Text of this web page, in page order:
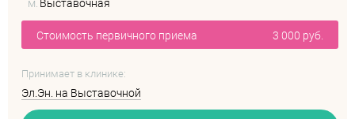
м. Выставочная
Стоимость первичного приема 3 000 руб.
Принимает в клинике:
Эл.Эн. на Выставочной